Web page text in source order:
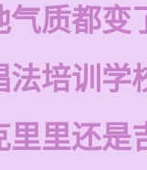
气质都变
法培训学
里里还是